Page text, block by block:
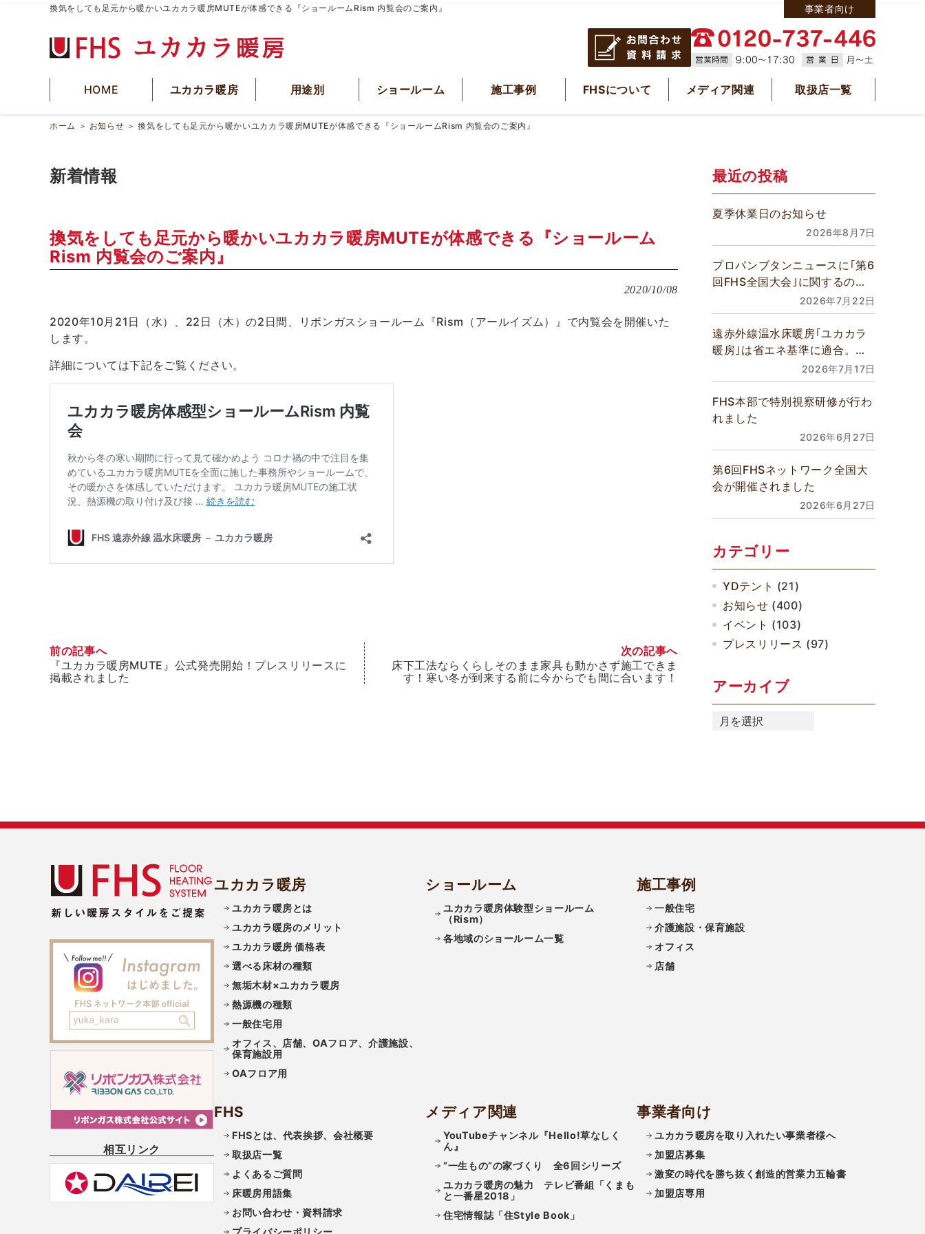
換気をしても足元から暖かいユカカラ暖房MUTEが体感できる『ショールームRism 内覧会のご案内』 事業者向け
HOME ユカカラ暖房 用途別 ショールーム 施工事例 FHSについて メディア関連 取扱店一覧
ホーム ＞ お知らせ ＞換気をしても足元から暖かいユカカラ暖房MUTEが体感できる『ショールームRism 内覧会のご案内』
新着情報
換気をしても足元から暖かいユカカラ暖房MUTEが体感できる『ショールーム
Rism 内覧会のご案内』
2020/10/08
2020年10月21日（水）、22日（木）の2日間、リボンガスショールーム『Rism（アールイズム）』で内覧会を開催いた
します。
詳細については下記をご覧ください。
前の記事へ
『ユカカラ暖房MUTE』公式発売開始！プレスリリースに
掲載されました
次の記事へ
床下工法ならくらしそのまま家具も動かさず施工できま
す！寒い冬が到来する前に今からでも間に合います！
最近の投稿
夏季休業日のお知らせ
2026年8月7日
プロパンブタンニュースに｢第6
回FHS全国大会｣に関するの記
事が掲載されました2026年7月22日
遠赤外線温水床暖房｢ユカカラ
暖房｣は省エネ基準に適合。全
館床暖房などあらゆるご要望に
対応できます
2026年7月17日
FHS本部で特別視察研修が行わ
れました
2026年6月27日
第6回FHSネットワーク全国大
会が開催されました
2026年6月27日
カテゴリー
YDテント (21)
お知らせ (400)
イベント (103)
プレスリリース (97)
アーカイブ
ア
ー
相互リンク
ユカカラ暖房
ユカカラ暖房とは
ユカカラ暖房のメリット
ユカカラ暖房 価格表
選べる床材の種類
無垢木材×ユカカラ暖房
熱源機の種類
一般住宅用
オフィス、店舗、OAフロア、介護施設、
保育施設用
OAフロア用
ショールーム
ユカカラ暖房体験型ショールーム
（Rism）
各地域のショールーム一覧
施工事例
一般住宅
介護施設・保育施設
オフィス
店舗
FHS
FHSとは、代表挨拶、会社概要
取扱店一覧
よくあるご質問
床暖房用語集
お問い合わせ・資料請求
プライバシーポリシー
メディア関連
YouTubeチャンネル『Hello!草なしく
ん』
”一生もの”の家づくり 全6回シリーズ
ユカカラ暖房の魅力 テレビ番組「くまも
と一番星2018」
住宅情報誌「住Style Book」
事業者向け
ユカカラ暖房を取り入れたい事業者様へ
加盟店募集
激変の時代を勝ち抜く創造的営業力五輪書
加盟店専用